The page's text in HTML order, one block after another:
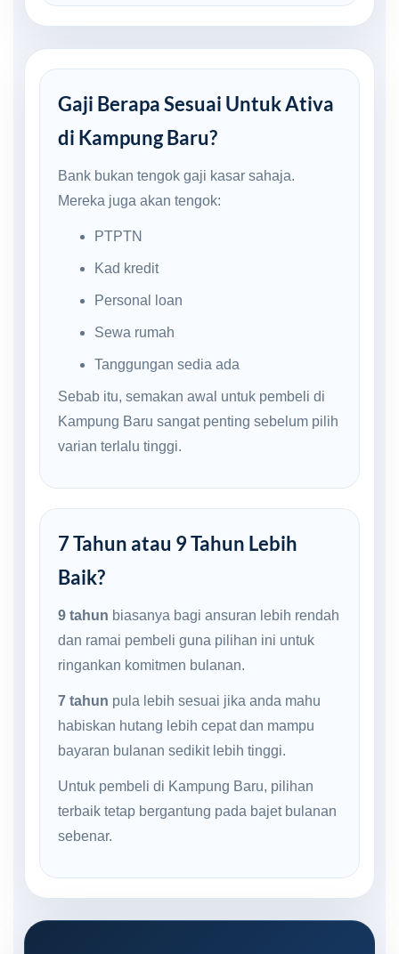
Gaji Berapa Sesuai Untuk Ativa
di Kampung Baru?
Bank bukan tengok gaji kasar sahaja.
Mereka juga akan tengok:
PTPTN
Kad kredit
Personal loan
Sewa rumah
Tanggungan sedia ada
Sebab itu, semakan awal untuk pembeli di
Kampung Baru sangat penting sebelum pilih
varian terlalu tinggi.
7 Tahun atau 9 Tahun Lebih
Baik?
9 tahun biasanya bagi ansuran lebih rendah
dan ramai pembeli guna pilihan ini untuk
ringankan komitmen bulanan.
7 tahun pula lebih sesuai jika anda mahu
habiskan hutang lebih cepat dan mampu
bayaran bulanan sedikit lebih tinggi.
Untuk pembeli di Kampung Baru, pilihan
terbaik tetap bergantung pada bajet bulanan
sebenar.